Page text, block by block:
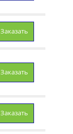
Заказать
Заказать
Заказать